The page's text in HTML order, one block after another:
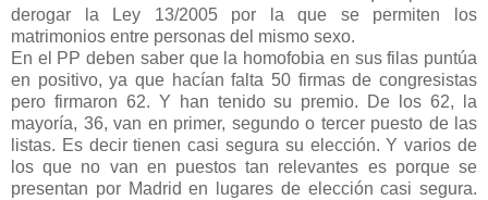
derogar la Ley 13/2005 por la que se permiten los
matrimonios entre personas del mismo sexo.
En el PP deben saber que la homofobia en sus filas puntúa
en positivo, ya que hacían falta 50 firmas de congresistas
pero firmaron 62. Y han tenido su premio. De los 62, la
mayoría, 36, van en primer, segundo o tercer puesto de las
listas. Es decir tienen casi segura su elección. Y varios de
los que no van en puestos tan relevantes es porque se
presentan por Madrid en lugares de elección casi segura.